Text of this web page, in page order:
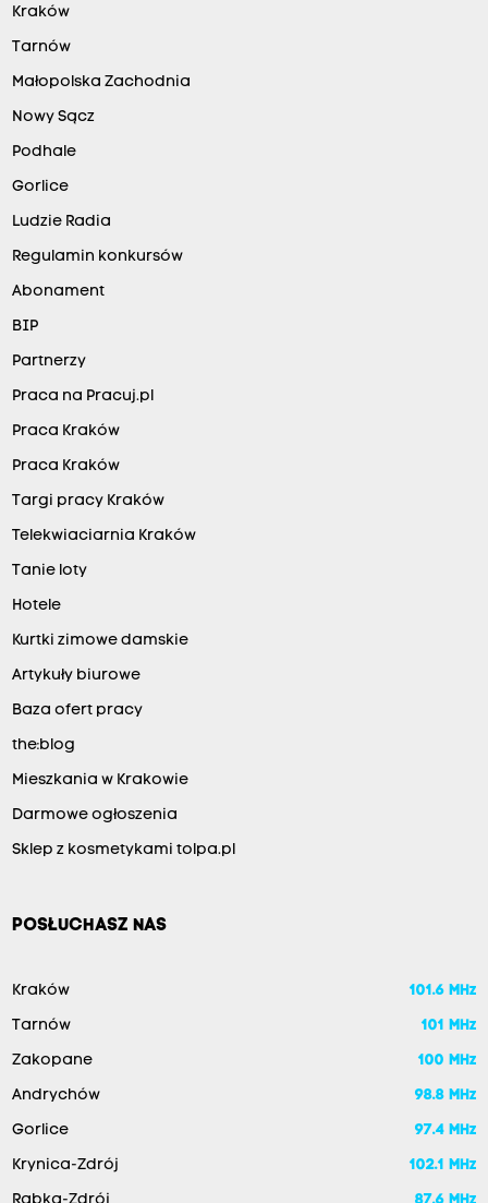
Kraków
Tarnów
Małopolska Zachodnia
Nowy Sącz
Podhale
Gorlice
Ludzie Radia
Regulamin konkursów
Abonament
BIP
Partnerzy
Praca na Pracuj.pl
Praca Kraków
Praca Kraków
Targi pracy Kraków
Telekwiaciarnia Kraków
Tanie loty
Hotele
Kurtki zimowe damskie
Artykuły biurowe
Baza ofert pracy
the:blog
Mieszkania w Krakowie
Darmowe ogłoszenia
Sklep z kosmetykami tolpa.pl
POSŁUCHASZ NAS
Kraków 101.6 MHz
Tarnów 101 MHz
Zakopane 100 MHz
Andrychów 98.8 MHz
Gorlice 97.4 MHz
Krynica-Zdrój 102.1 MHz